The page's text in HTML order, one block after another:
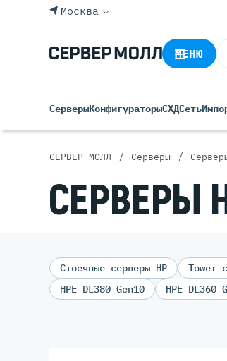
Москва
МЕНЮ
СерверыКонфигураторыСХДСеть
СЕРВЕР МОЛЛ / Серверы /
СЕРВЕРЫ
Стоечные серверы HP Tower
HPE DL380 Gen10
HPE DL360